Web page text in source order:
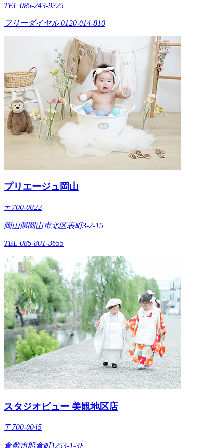
TEL 086-243-9325
フリーダイヤル 0120-014-810
プリエージュ岡山
〒700-0822
岡山県岡山市北区表町3-2-15
TEL 086-801-3655
スタジオビュー 美観地区店
〒700-0045
倉敷市船倉町1253-1-3F